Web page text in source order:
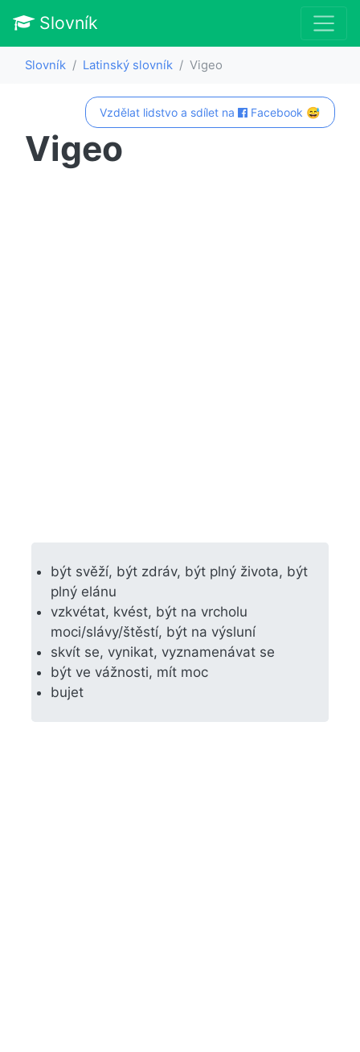
Slovník
Slovník Latinský slovník Vigeo
Vzdělat lidstvo a sdílet na Facebook 😅
Vigeo
být svěží, být zdráv, být plný života, být
plný elánu
vzkvétat, kvést, být na vrcholu
moci/slávy/štěstí, být na výsluní
skvít se, vynikat, vyznamenávat se
být ve vážnosti, mít moc
bujet